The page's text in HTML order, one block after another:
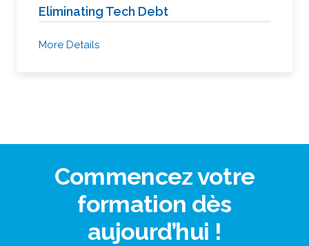
Eliminating Tech Debt
More Details
Commencez votre
formation dès
aujourd’hui !